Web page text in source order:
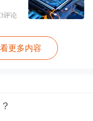
的使用机会更
，轻微锈迹通
评论
更多内容